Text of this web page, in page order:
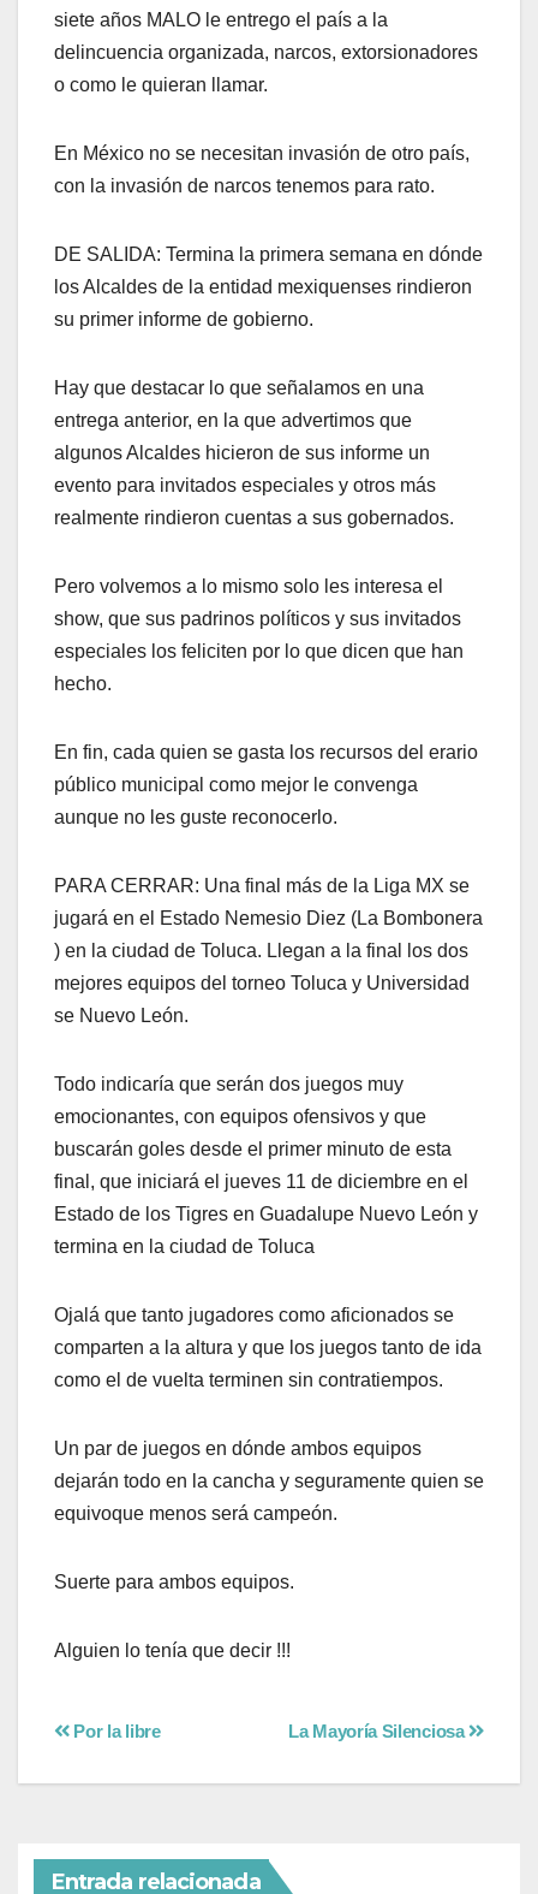
siete años MALO le entrego el país a la
delincuencia organizada, narcos, extorsionadores
o como le quieran llamar.
En México no se necesitan invasión de otro país,
con la invasión de narcos tenemos para rato.
DE SALIDA: Termina la primera semana en dónde
los Alcaldes de la entidad mexiquenses rindieron
su primer informe de gobierno.
Hay que destacar lo que señalamos en una
entrega anterior, en la que advertimos que
algunos Alcaldes hicieron de sus informe un
evento para invitados especiales y otros más
realmente rindieron cuentas a sus gobernados.
Pero volvemos a lo mismo solo les interesa el
show, que sus padrinos políticos y sus invitados
especiales los feliciten por lo que dicen que han
hecho.
En fin, cada quien se gasta los recursos del erario
público municipal como mejor le convenga
aunque no les guste reconocerlo.
PARA CERRAR: Una final más de la Liga MX se
jugará en el Estado Nemesio Diez (La Bombonera
) en la ciudad de Toluca. Llegan a la final los dos
mejores equipos del torneo Toluca y Universidad
se Nuevo León.
Todo indicaría que serán dos juegos muy
emocionantes, con equipos ofensivos y que
buscarán goles desde el primer minuto de esta
final, que iniciará el jueves 11 de diciembre en el
Estado de los Tigres en Guadalupe Nuevo León y
termina en la ciudad de Toluca
Ojalá que tanto jugadores como aficionados se
comparten a la altura y que los juegos tanto de ida
como el de vuelta terminen sin contratiempos.
Un par de juegos en dónde ambos equipos
dejarán todo en la cancha y seguramente quien se
equivoque menos será campeón.
Suerte para ambos equipos.
Alguien lo tenía que decir !!!
La Mayoría Silenciosa
Por la libre
Entrada relacionada